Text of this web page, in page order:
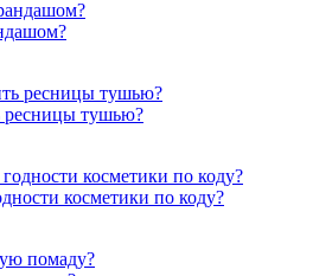
ресницы тушью?
косметики по коду?